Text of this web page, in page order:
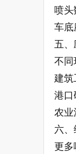
喷
车底
五
不同
建筑
港口
农业
六
更多